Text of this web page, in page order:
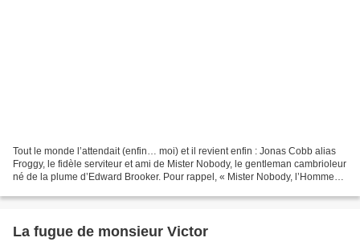
Tout le monde l’attendait (enfin… moi) et il revient enfin : Jonas Cobb alias
Froggy, le fidèle serviteur et ami de Mister Nobody, le gentleman cambrioleur
né de la plume d’Edward Brooker. Pour rappel, « Mister Nobody, l’Homme
La fugue de monsieur Victor